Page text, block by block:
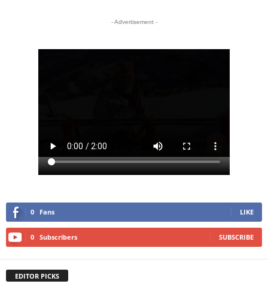
- Advertisement -
0 Fans LIKE
0 Subscribers SUBSCRIBE
EDITOR PICKS